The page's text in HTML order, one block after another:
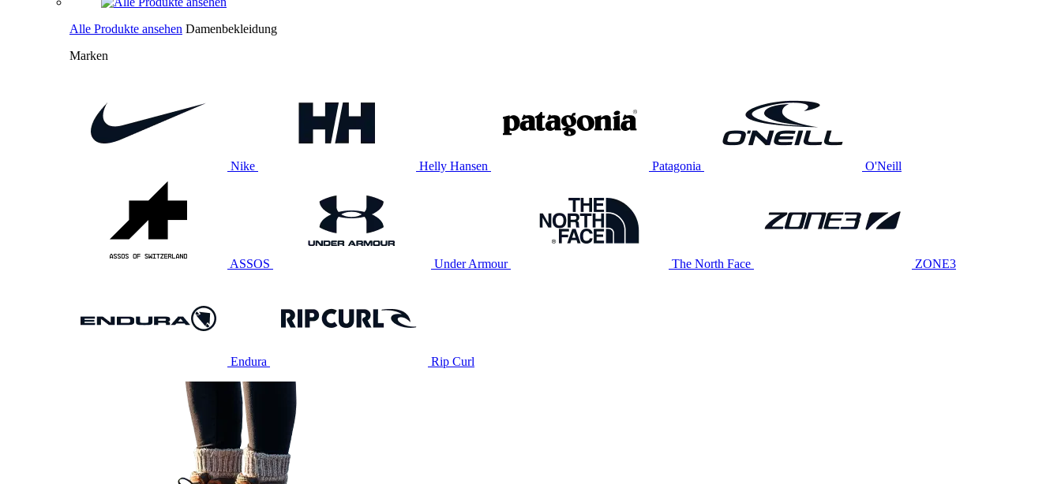
Alle Produkte ansehen Damenbekleidung
Marken
Nike Helly Hansen Patagonia O'Neill
ASSOS Under Armour The North Face ZONE3
Endura Rip Curl